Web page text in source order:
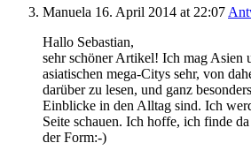
Manuela 16. April 2014 at 22:07
Hallo Sebastian,
sehr schöner Artikel! Ich mag Asien
asiatischen mega-Citys sehr, von
darüber zu lesen, und ganz
Einblicke in den Alltag sind. Ich
Seite schauen. Ich hoffe, ich finde
der Form:-)